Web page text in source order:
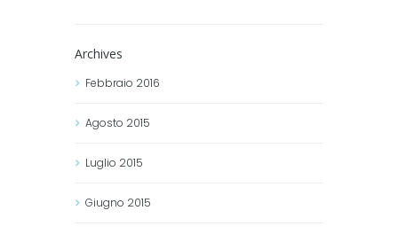
Archives
Febbraio 2016
Agosto 2015
Luglio 2015
Giugno 2015